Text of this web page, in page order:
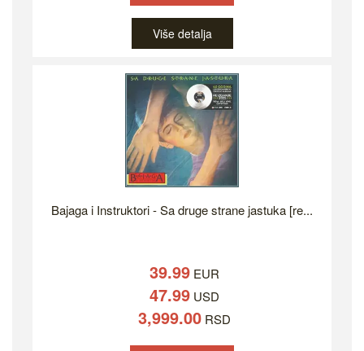
Više detalja
Bajaga i Instruktori - Sa druge strane jastuka [re...
39.99EUR
47.99USD
3,999.00RSD